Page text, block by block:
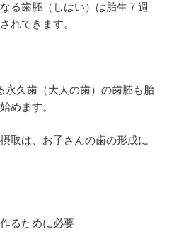
る歯胚（しはい）は胎生７週
れてきます。
永久歯（大人の歯）の歯胚も胎
めます。
取は、お子さんの歯の形成に
るために必要